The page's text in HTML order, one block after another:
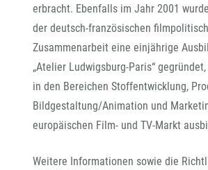
erbracht. Ebenfalls im Jahr 2001
der deutsch-französischen
Zusammenarbeit eine einjährige
„Atelier Ludwigsburg-Paris“
in den Bereichen Stoffentwicklung,
Bildgestaltung/Animation und
europäischen Film- und TV-Markt
Weitere Informationen sowie die